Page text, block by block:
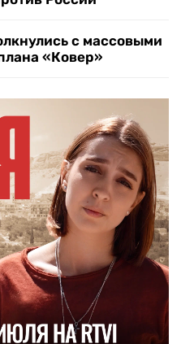
с массовыми
«Ковер»